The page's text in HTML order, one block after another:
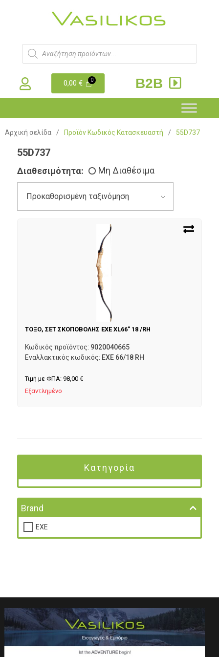
0,00€ B2B
Αρχική σελίδα / Προϊόν Κωδικός Κατασκευαστή / 55D737
55D737
Διαθεσιμότητα: Μη Διαθέσιμα
ΤΟΞΟ, ΣΕΤ ΣΚΟΠΟΒΟΛΗΣ EXE XL66” 18 /RH
Κωδικός προϊόντος: 9020040665
Εναλλακτικός κωδικός: EXE 66/18 RH
Τιμή με ΦΠΑ: 98,00 €
Εξαντλημένο
Κατηγορία
Brand
ΕΧΕ